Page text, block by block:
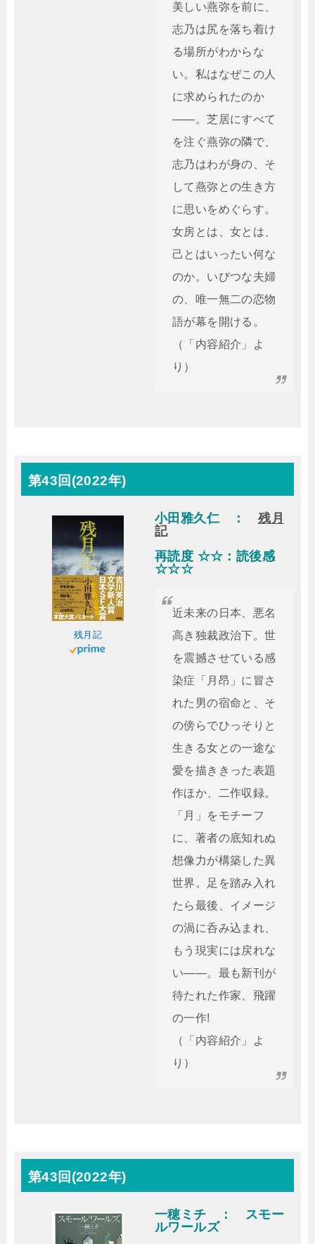
美しい燕弥を前に、
志乃は尻を落ち着け
る場所がわからな
い。私はなぜこの人
に求められたのか
――。芝居にすべて
を注ぐ燕弥の隣で、
志乃はわが身の、そ
して燕弥との生き方
に思いをめぐらす。
女房とは、女とは、
己とはいったい何な
のか。いびつな夫婦
の、唯一無二の恋物
語が幕を開ける。
（「内容紹介」よ
り）
第43回(2022年)
残月記
小田雅久仁 ：残月
記
再読度 ☆☆：読後感
☆☆☆
近未来の日本、悪名
高き独裁政治下。世
を震撼させている感
染症「月昂」に冒さ
れた男の宿命と、そ
の傍らでひっそりと
生きる女との一途な
愛を描ききった表題
作ほか、二作収録。
「月」をモチーフ
に、著者の底知れぬ
想像力が構築した異
世界。足を踏み入れ
たら最後、イメージ
の渦に呑み込まれ、
もう現実には戻れな
い――。最も新刊が
待たれた作家、飛躍
の一作!
（「内容紹介」よ
り）
第43回(2022年)
一穂ミチ ： スモー
ルワールズ